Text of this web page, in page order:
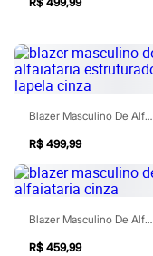
Yessica
Moda esportiva
Acessórios
Blusas
Calçados
Shorts e Bermudas
Tops
Moda íntima
Calcinhas
Cintas e Modeladores
Meias
Pijamas
Blazer Masculino De Alfaiataria Estruturado Com Lapela Cinza
R$ 499,99
Blazer Masculino De Alfaiataria Cinza
R$ 459,99